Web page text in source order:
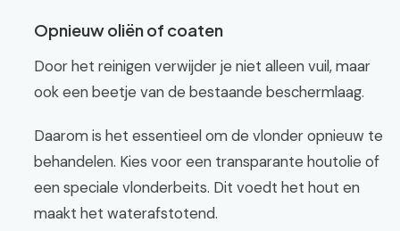
Opnieuw oliën of coaten
Door het reinigen verwijder je niet alleen vuil, maar
ook een beetje van de bestaande beschermlaag.
Daarom is het essentieel om de vlonder opnieuw te
behandelen. Kies voor een transparante houtolie of
een speciale vlonderbeits. Dit voedt het hout en
maakt het waterafstotend.